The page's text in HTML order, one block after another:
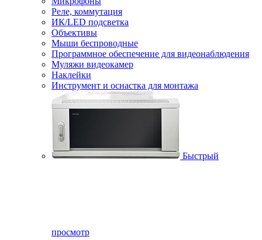
Реле, коммутация
ИК/LED подсветка
Объективы
Мыши беспроводные
Программное обеспечение для видеонаблюдения
Муляжи видеокамер
Наклейки
Инструмент и оснастка для монтажа
Быстрый
просмотр